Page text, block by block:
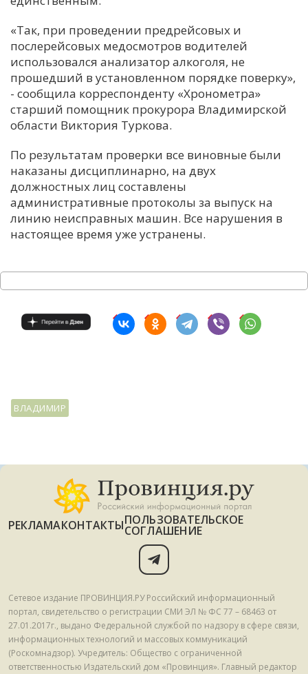
Я
«Так, при проведении предрейсовых и
послерейсовых медосмотров водителей
использовался анализатор алкоголя, не
прошедший в установленном порядке поверку»,
- сообщила корреспонденту «Хронометра»
старший помощник прокурора Владимирской
области Виктория Туркова.
По результатам проверки все виновные были
наказаны дисциплинарно, на двух
должностных лиц составлены
административные протоколы за выпуск на
линию неисправных машин. Все нарушения в
настоящее время уже устранены.
ВЛАДИМИР
РЕКЛАМАКОНТАКТЫПОЛЬЗОВАТЕЛЬСКОЕ
СОГЛАШЕНИЕ
Сетевое издание ПРОВИНЦИЯ.РУ Российский информационный
портал, свидетельство о регистрации СМИ ЭЛ № ФС 77 – 68463 от
27.01.2017г., выдано Федеральной службой по надзору в сфере связи,
информационных технологий и массовых коммуникаций
(Роскомнадзор). Учредитель: Общество с ограниченной
ответственностью Издательский дом «Провинция». Главный редактор